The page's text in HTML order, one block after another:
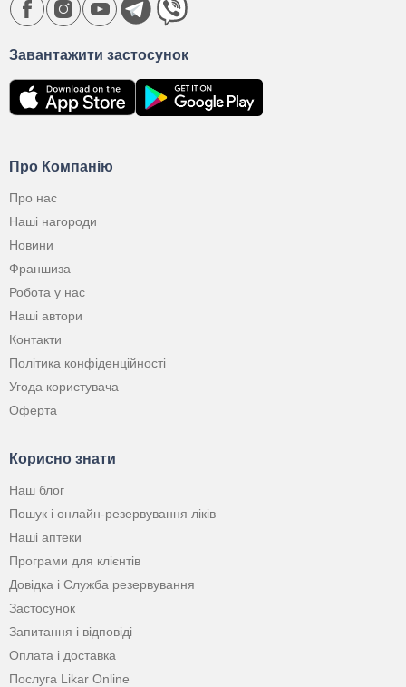
Про Компанію
Про нас
Наші нагороди
Новини
Франшиза
Робота у нас
Наші автори
Контакти
Політика конфіденційності
Угода користувача
Оферта
Корисно знати
Наш блог
Пошук і онлайн-резервування ліків
Наші аптеки
Програми для клієнтів
Довідка і Служба резервування
Застосунок
Запитання і відповіді
Оплата і доставка
Послуга Likar Online
Завантажити застосунок